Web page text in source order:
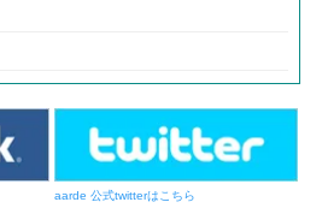
aarde 公式twitterはこちら